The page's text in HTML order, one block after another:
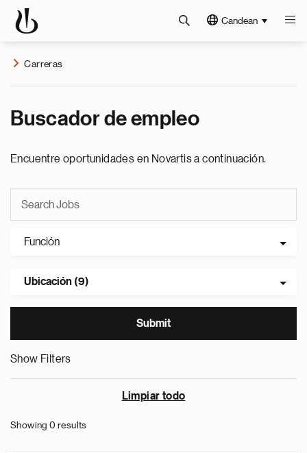
Candean
Carreras
Buscador de empleo
Encuentre oportunidades en Novartis a continuación.
Función
Ubicación (9)
Show Filters
Limpiar todo
Showing 0 results